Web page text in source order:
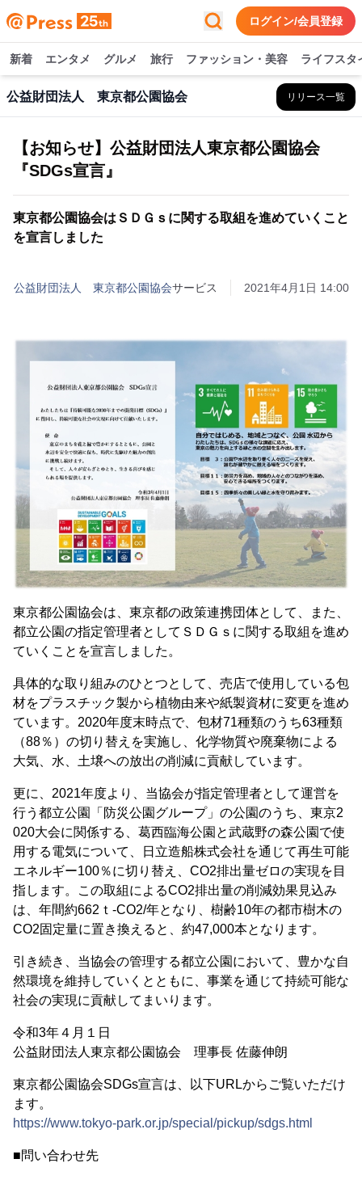
ログイン/会員登録
新着 エンタメ グルメ 旅行 ファッション・美容 ライフスタ
公益財団法人 東京都公園協会 リリース一覧
【お知らせ】公益財団法人東京都公園協会
『SDGs宣言』
東京都公園協会はＳＤＧｓに関する取組を進めていくこと
を宣言しました
公益財団法人 東京都公園協会サービス 2021年4月1日 14:00
東京都公園協会は、東京都の政策連携団体として、また、
都立公園の指定管理者としてＳＤＧｓに関する取組を進め
ていくことを宣言しました。
具体的な取り組みのひとつとして、売店で使用している包
材をプラスチック製から植物由来や紙製資材に変更を進め
ています。2020年度末時点で、包材71種類のうち63種類
（88％）の切り替えを実施し、化学物質や廃棄物による
大気、水、土壌への放出の削減に貢献しています。
更に、2021年度より、当協会が指定管理者として運営を
行う都立公園「防災公園グループ」の公園のうち、東京2
020大会に関係する、葛西臨海公園と武蔵野の森公園で使
用する電気について、日立造船株式会社を通じて再生可能
エネルギー100％に切り替え、CO2排出量ゼロの実現を目
指します。この取組によるCO2排出量の削減効果見込み
は、年間約662ｔ-CO2/年となり、樹齢10年の都市樹木の
CO2固定量に置き換えると、約47,000本となります。
引き続き、当協会の管理する都立公園において、豊かな自
然環境を維持していくとともに、事業を通じて持続可能な
社会の実現に貢献してまいります。
令和3年４月１日
公益財団法人東京都公園協会 理事長 佐藤伸朗
東京都公園協会SDGs宣言は、以下URLからご覧いただけ
ます。
https://www.tokyo-park.or.jp/special/pickup/sdgs.html
■問い合わせ先